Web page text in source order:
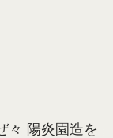
々 陽炎園造を